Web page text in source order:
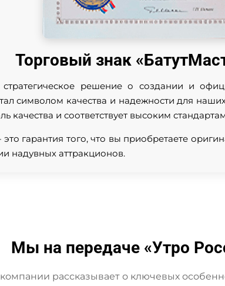
Торговый знак
решение о создании и
символом качества и надежности для
качества и соответствует высоким
гарантия того, что вы приобретаете
надувных аттракционов.
Мы на передаче «Утро
рассказывает о ключевых